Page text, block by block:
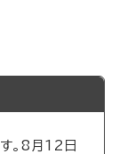
。8月12日